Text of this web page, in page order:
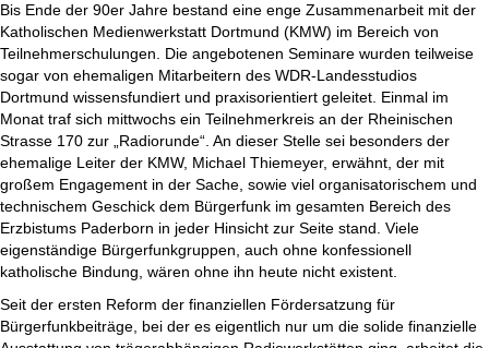
Bis Ende der 90er Jahre bestand eine enge Zusammenarbeit mit der
Katholischen Medienwerkstatt Dortmund (KMW) im Bereich von
Teilnehmerschulungen. Die angebotenen Seminare wurden teilweise
sogar von ehemaligen Mitarbeitern des WDR-Landesstudios
Dortmund wissensfundiert und praxisorientiert geleitet. Einmal im
Monat traf sich mittwochs ein Teilnehmerkreis an der Rheinischen
Strasse 170 zur „Radiorunde“. An dieser Stelle sei besonders der
ehemalige Leiter der KMW, Michael Thiemeyer, erwähnt, der mit
großem Engagement in der Sache, sowie viel organisatorischem und
technischem Geschick dem Bürgerfunk im gesamten Bereich des
Erzbistums Paderborn in jeder Hinsicht zur Seite stand. Viele
eigenständige Bürgerfunkgruppen, auch ohne konfessionell
katholische Bindung, wären ohne ihn heute nicht existent.
Seit der ersten Reform der finanziellen Fördersatzung für
Bürgerfunkbeiträge, bei der es eigentlich nur um die solide finanzielle